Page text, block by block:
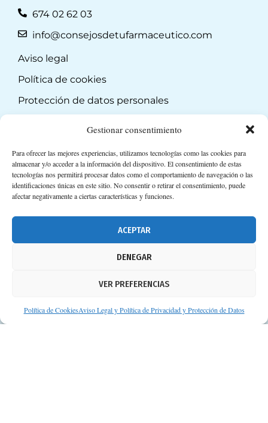
Gestionar consentimiento
Para ofrecer las mejores experiencias, utilizamos tecnologías como las cookies para
almacenar y/o acceder a la información del dispositivo. El consentimiento de estas
tecnologías nos permitirá procesar datos como el comportamiento de navegación o las
identificaciones únicas en este sitio. No consentir o retirar el consentimiento, puede
afectar negativamente a ciertas características y funciones.
ACEPTAR
DENEGAR
VER PREFERENCIAS
Política de CookiesAviso Legal y Política de Privacidad y Protección de Datos
674 02 62 03
info@consejosdetufarmaceutico.com
Aviso legal
Política de cookies
Protección de datos personales